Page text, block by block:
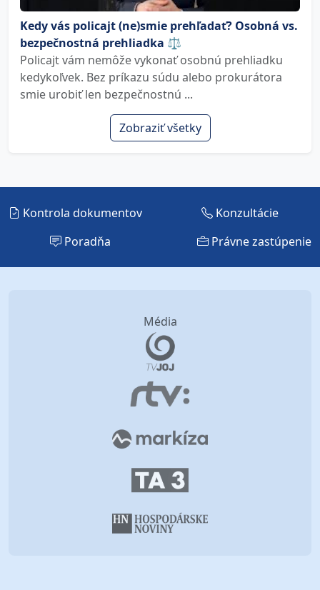
Kedy vás policajt (ne)smie prehľadať? Osobná vs.
bezpečnostná prehliadka ⚖️
Policajt vám nemôže vykonať osobnú prehliadku
kedykoľvek. Bez príkazu súdu alebo prokurátora
smie urobiť len bezpečnostnú ...
Zobraziť všetky
Kontrola dokumentov
Konzultácie
Poradňa
Právne zastúpenie
Média